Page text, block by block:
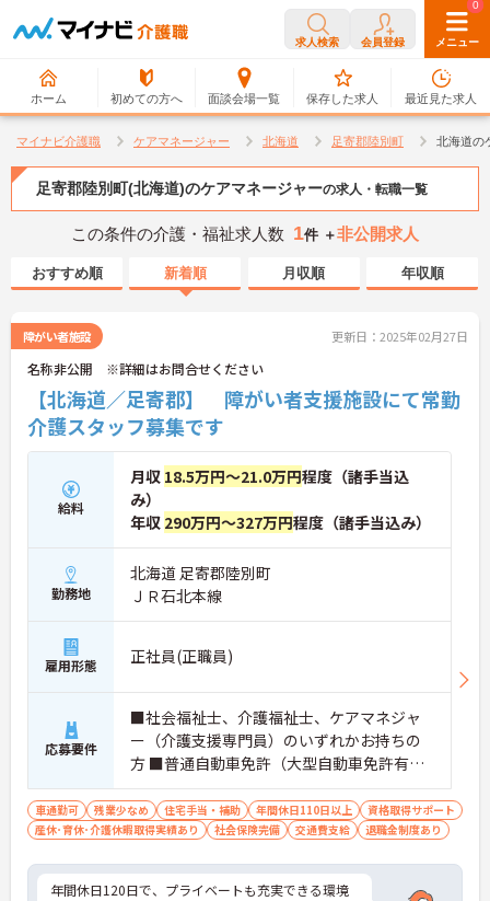
求人検索 会員登録 メニュー
ホーム 初めての方へ 面談会場一覧
0
保存した求人
0
最近見た求人
マイナビ介護職 ケアマネージャー 北海道 足寄郡陸別町 北海道の
足寄郡陸別町(北海道)のケアマネージャーの求人・転職一覧
この条件の介護・福祉求人数 1件 ＋非公開求人
おすすめ順 新着順 月収順 年収順
障がい者施設 更新日：2025年02月27日
名称非公開 ※詳細はお問合せください
【北海道／足寄郡】 障がい者支援施設にて常勤
介護スタッフ募集です
給料
月収 18.5万円～21.0万円程度（諸手当込
み）
年収 290万円～327万円程度（諸手当込み）
勤務地
北海道 足寄郡陸別町
ＪＲ石北本線
雇用形態 正社員(正職員)
応募要件
■社会福祉士、介護福祉士、ケアマネジャ
ー（介護支援専門員）のいずれかお持ちの
方 ■普通自動車免許（大型自動車免許有れ
ば尚良し） ※未経験者応相談
車通勤可 残業少なめ 住宅手当・補助 年間休日110日以上
資格取得サポート
産休･育休･介護休暇取得実績あり
社会保険完備 交通費支給 退職金制度あり
年間休日120日で、プライベートも充実できる環境